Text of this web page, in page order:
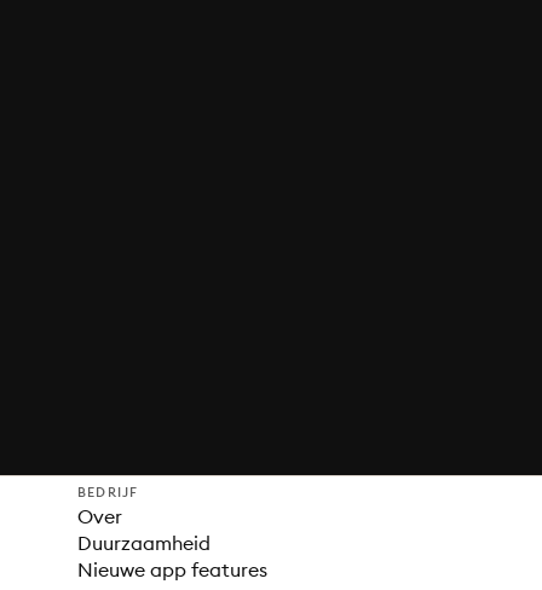
BEDRIJF
Over
Duurzaamheid
Nieuwe app features